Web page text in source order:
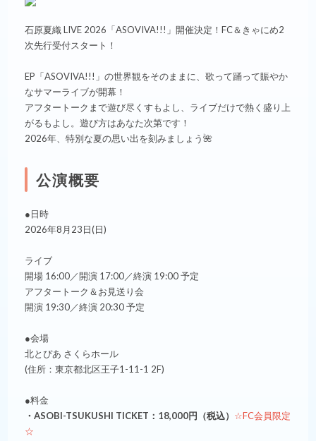
石原夏織 LIVE 2026「ASOVIVA!!!」開催決定！FC＆きゃにめ2
次先行受付スタート！
EP「ASOVIVA!!!」の世界観をそのままに、歌って踊って賑やか
なサマーライブが開幕！
アフタートークまで遊び尽くすもよし、ライブだけで熱く盛り上
がるもよし。遊び方はあなた次第です！
2026年、特別な夏の思い出を刻みましょう🌺
公演概要
●日時
2026年8月23日(日)
ライブ
開場 16:00／開演 17:00／終演 19:00 予定
アフタートーク＆お見送り会
開演 19:30／終演 20:30 予定
●会場
北とぴあ さくらホール
(住所：東京都北区王⼦1-11-1 2F)
●料金
・ASOBI-TSUKUSHI TICKET：18,000円（税込） ☆FC会員限定
☆